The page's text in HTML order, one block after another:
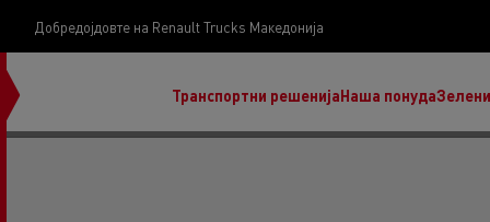
Добредојдовте на Renault Trucks Македонија
Транспортни решенијаНаша понуда